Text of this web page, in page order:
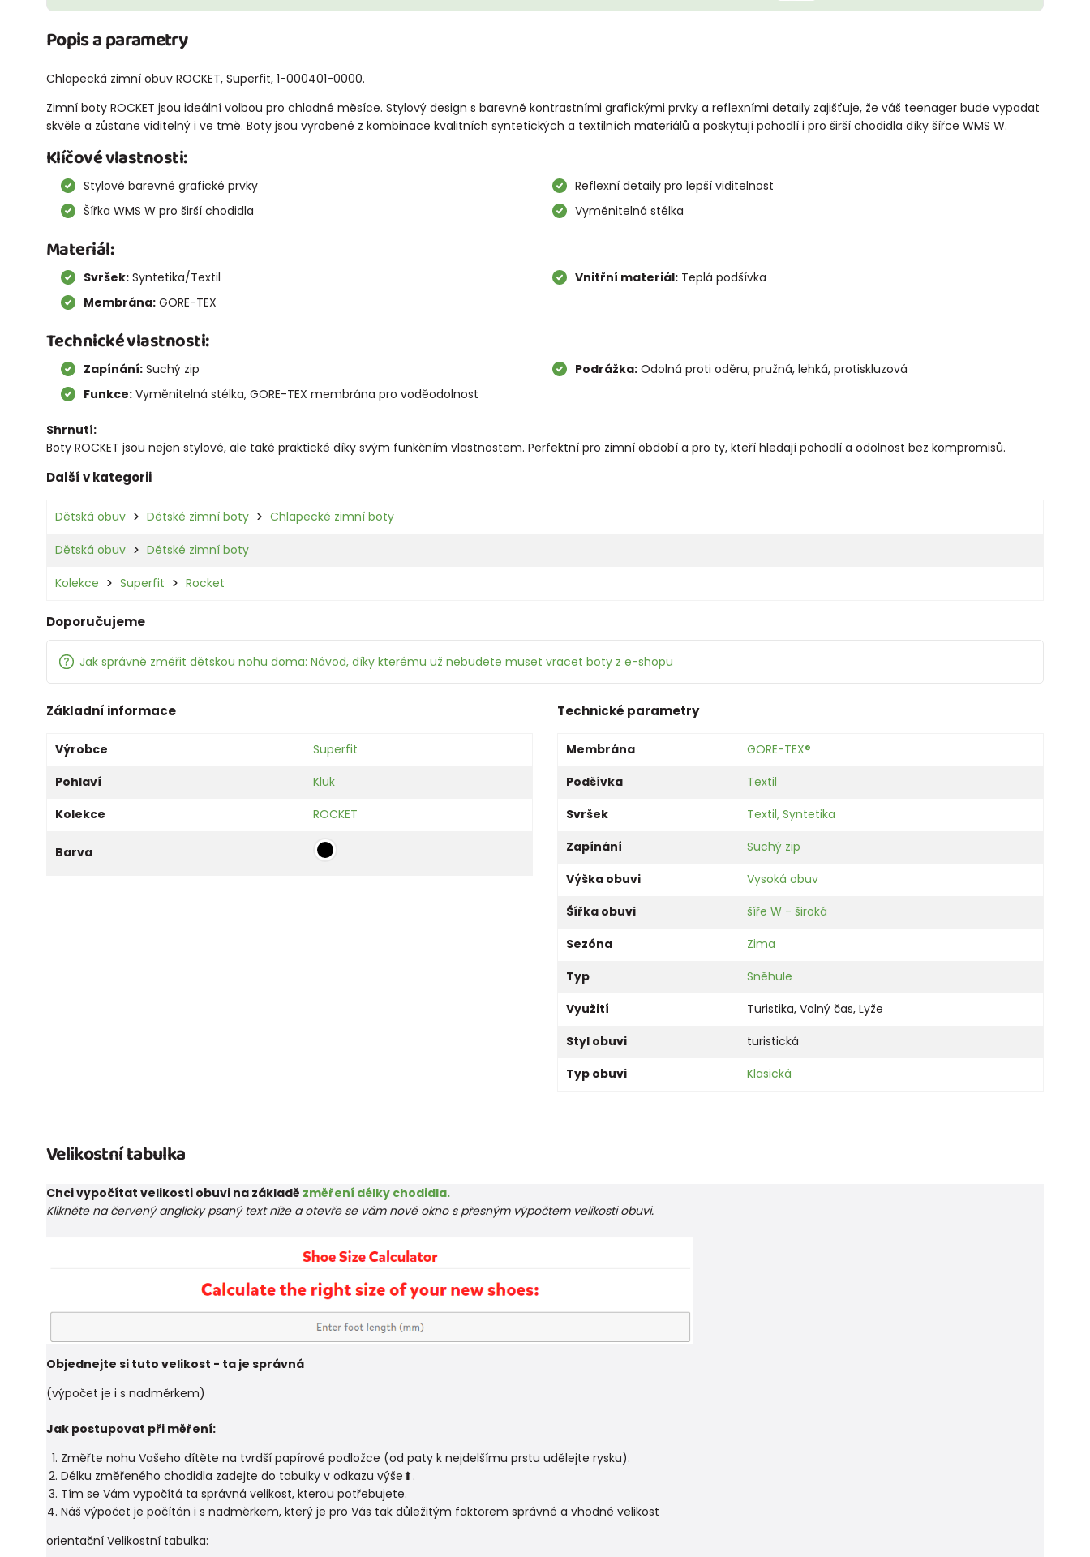
Popis a parametry
Chlapecká zimní obuv ROCKET, Superfit, 1-000401-0000.
Zimní boty ROCKET jsou ideální volbou pro chladné měsíce. Stylový design s barevně kontrastními grafickými prvky a reflexními detaily zajišťuje, že váš teenager bude vypadat
skvěle a zůstane viditelný i ve tmě. Boty jsou vyrobené z kombinace kvalitních syntetických a textilních materiálů a poskytují pohodlí i pro širší chodidla díky šířce WMS W.
Klíčové vlastnosti:
Stylové barevné grafické prvky
Reflexní detaily pro lepší viditelnost
Šířka WMS W pro širší chodidla
Vyměnitelná stélka
Materiál:
Svršek:Syntetika/Textil Vnitřní materiál:Teplá podšívka
Membrána:GORE-TEX
Technické vlastnosti:
Zapínání:Suchý zip Podrážka:Odolná proti oděru, pružná, lehká, protiskluzová
Funkce:Vyměnitelná stélka, GORE-TEX membrána pro voděodolnost
Shrnutí:
Boty ROCKET jsou nejen stylové, ale také praktické díky svým funkčním vlastnostem. Perfektní pro zimní období a pro ty, kteří hledají pohodlí a odolnost bez kompromisů.
Další v kategorii
Dětská obuv Dětské zimní boty Chlapecké zimní boty
Dětská obuv Dětské zimní boty
Kolekce Superfit Rocket
Doporučujeme
Jak správně změřit dětskou nohu doma: Návod, díky kterému už nebudete muset vracet boty z e-shopu
Základní informace
Výrobce
Superfit
Pohlaví
Kluk
Kolekce
ROCKET
Barva
Technické parametry
Membrána
GORE-TEX®
Podšívka
Textil
Svršek
Textil, Syntetika
Zapínání
Suchý zip
Výška obuvi
Vysoká obuv
Šířka obuvi
šíře W - široká
Sezóna
Zima
Typ
Sněhule
Využití
Turistika, Volný čas, Lyže
Styl obuvi
turistická
Typ obuvi
Klasická
Velikostní tabulka
Chci vypočítat velikosti obuvi na základě změření délky chodidla.
Klikněte na červený anglicky psaný text níže a otevře se vám nové okno s přesným výpočtem velikosti obuvi.
Objednejte si tuto velikost - ta je správná
(výpočet je i s nadměrkem)
Jak postupovat při měření:
Změřte nohu Vašeho dítěte na tvrdší papírové podložce (od paty k nejdelšímu prstu udělejte rysku).
Délku změřeného chodidla zadejte do tabulky v odkazu výše⬆.
Tím se Vám vypočítá ta správná velikost, kterou potřebujete.
Náš výpočet je počítán i s nadměrkem, který je pro Vás tak důležitým faktorem správné a vhodné velikost
orientační Velikostní tabulka: